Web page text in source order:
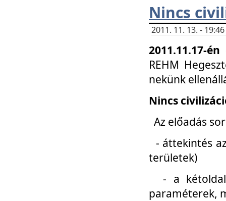
Nincs
2011. 11. 13. -
2011.11.17-
REHM
nekünk
Nincs
Az előadás
- áttekintés
területek)
- a kétoldali
paraméterek,